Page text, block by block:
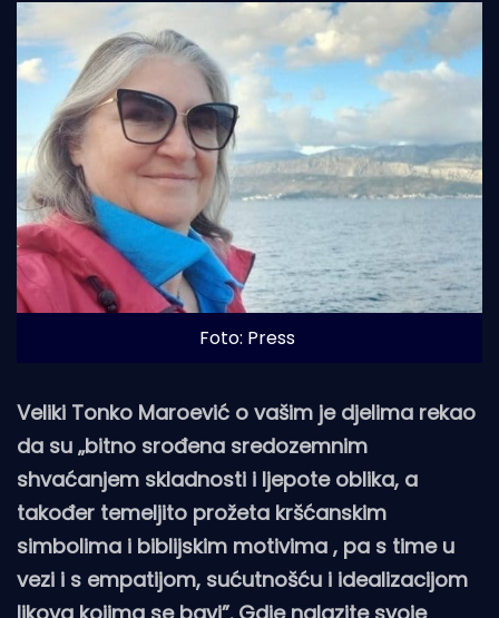
Foto: Press
Veliki Tonko Maroević o vašim je djelima rekao
da su „bitno srođena sredozemnim
shvaćanjem skladnosti i ljepote oblika, a
također temeljito prožeta kršćanskim
simbolima i biblijskim motivima , pa s time u
vezi i s empatijom, sućutnošću i idealizacijom